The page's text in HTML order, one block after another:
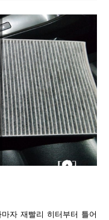
자 재빨리 히터부터 틀어